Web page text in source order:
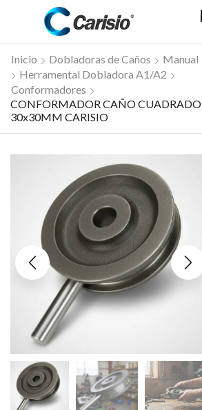
Inicio Dobladoras de Caños
Manual
Herramental Dobladora A1/A2
Conformadores
CONFORMADOR CAÑO CUADRADO
30x30MM CARISIO